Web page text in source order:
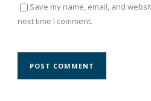
Save my name, email, and
next time I comment.